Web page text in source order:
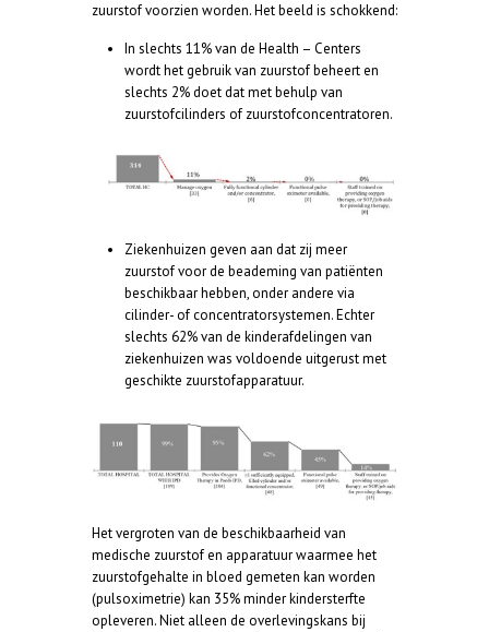
zuurstof voorzien worden. Het beeld is schokkend:
In slechts 11% van de Health – Centers
wordt het gebruik van zuurstof beheert en
slechts 2% doet dat met behulp van
zuurstofcilinders of zuurstofconcentratoren.
Ziekenhuizen geven aan dat zij meer
zuurstof voor de beademing van patiënten
beschikbaar hebben, onder andere via
cilinder- of concentratorsystemen. Echter
slechts 62% van de kinderafdelingen van
ziekenhuizen was voldoende uitgerust met
geschikte zuurstofapparatuur.
Het vergroten van de beschikbaarheid van
medische zuurstof en apparatuur waarmee het
zuurstofgehalte in bloed gemeten kan worden
(pulsoximetrie) kan 35% minder kindersterfte
opleveren. Niet alleen de overlevingskans bij